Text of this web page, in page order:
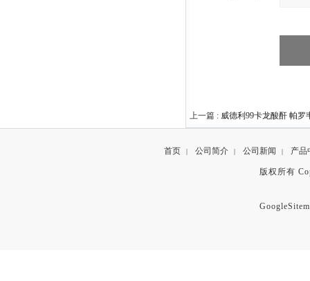
上一篇 : 威德利99卡龙酸酐 帕罗
首页 | 公司简介 | 公司新闻 | 产品
版权所有